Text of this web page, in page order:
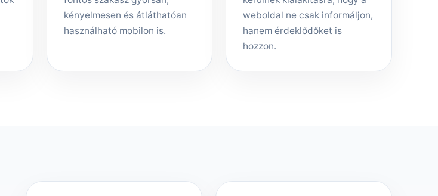
kényelmesen és átláthatóan
használható mobilon is.
weboldal ne csak informáljon,
hanem érdeklődőket is
hozzon.